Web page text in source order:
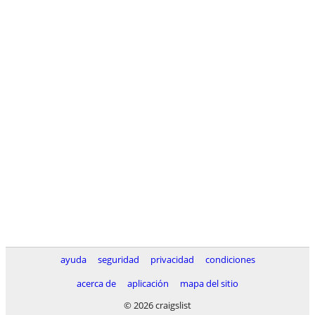
ayuda seguridad privacidad
condiciones
acerca de
aplicación
mapa del sitio
© 2026 craigslist